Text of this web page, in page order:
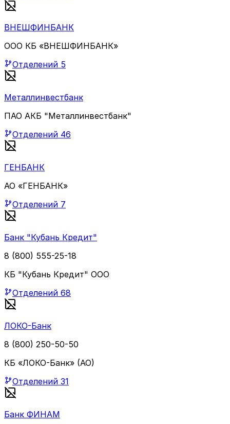
ВНЕШФИНБАНК
ООО КБ «ВНЕШФИНБАНК»
Отделений 5
Металлинвестбанк
ПАО АКБ "Металлинвестбанк"
Отделений 46
ГЕНБАНК
АО «ГЕНБАНК»
Отделений 7
Банк "Кубань Кредит"
8 (800) 555-25-18
КБ "Кубань Кредит" ООО
Отделений 68
ЛОКО-Банк
8 (800) 250-50-50
КБ «ЛОКО-Банк» (АО)
Отделений 31
Банк ФИНАМ